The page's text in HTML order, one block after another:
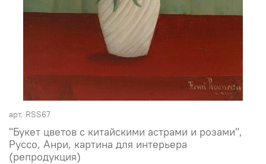
арт. RSS67
"Букет цветов с китайскими астрами и розами",
Руссо, Анри, картина для интерьера
(репродукция)